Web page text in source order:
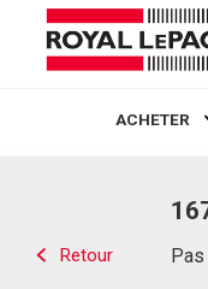
ACHETER
Retour